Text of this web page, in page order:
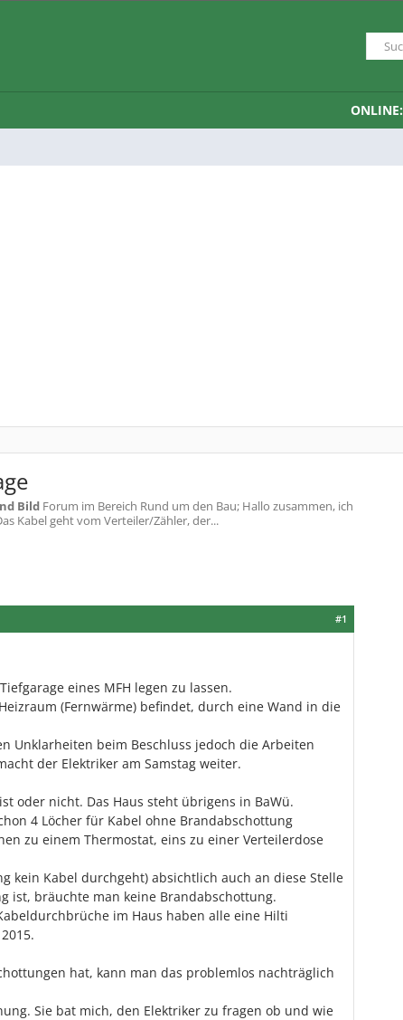
ONLINE:
Bild Forum im Bereich Rund um den Bau; Hallo zusammen, ich
Kabel geht vom Verteiler/Zähler, der...
#1
eines MFH legen zu lassen.
(Fernwärme) befindet, durch eine Wand in die
Unklarheiten beim Beschluss jedoch die Arbeiten
der Elektriker am Samstag weiter.
oder nicht. Das Haus steht übrigens in BaWü.
4 Löcher für Kabel ohne Brandabschottung
zu einem Thermostat, eins zu einer Verteilerdose
kein Kabel durchgeht) absichtlich auch an diese Stelle
ist, bräuchte man keine Brandabschottung.
im Haus haben alle eine Hilti
hat, kann man das problemlos nachträglich
Sie bat mich, den Elektriker zu fragen ob und wie